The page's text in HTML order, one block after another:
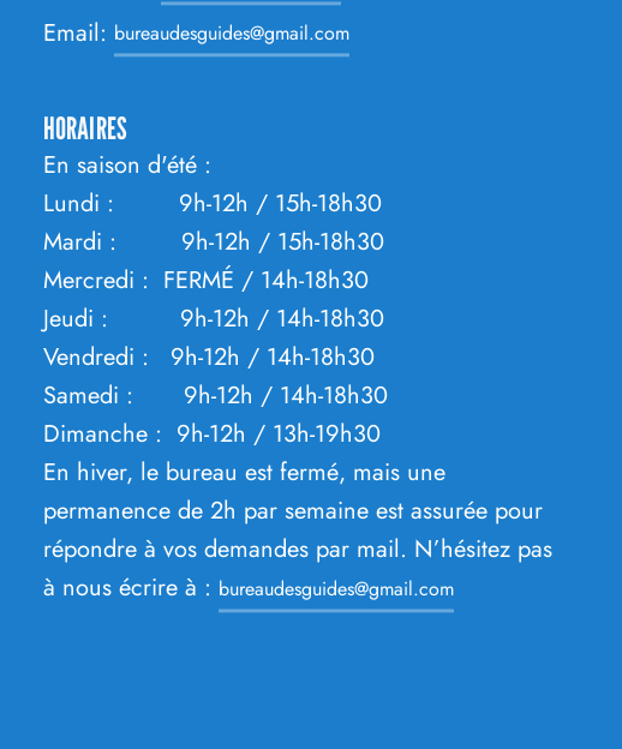
Email: bureaudesguides@gmail.com
HORAIRES
En saison d'été :
Lundi : 9h-12h / 15h-18h30
Mardi : 9h-12h / 15h-18h30
Mercredi : FERMÉ / 14h-18h30
Jeudi : 9h-12h / 14h-18h30
Vendredi : 9h-12h / 14h-18h30
Samedi : 9h-12h / 14h-18h30
Dimanche : 9h-12h / 13h-19h30
En hiver, le bureau est fermé, mais une
permanence de 2h par semaine est assurée pour
répondre à vos demandes par mail. N’hésitez pas
à nous écrire à : bureaudesguides@gmail.com